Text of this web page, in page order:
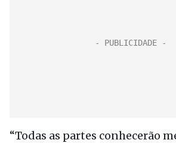
“Todas as partes conhecerão